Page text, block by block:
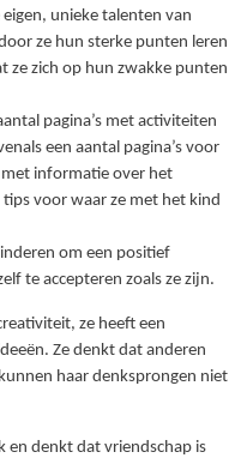
unieke talenten van
ze hun sterke punten leren
ze zich op hun zwakke punten
pagina’s met activiteiten
een aantal pagina’s voor
informatie over het
voor waar ze met het kind
om een positief
te accepteren zoals ze zijn.
ze heeft een
Ze denkt dat anderen
haar denksprongen niet
en denkt dat vriendschap is